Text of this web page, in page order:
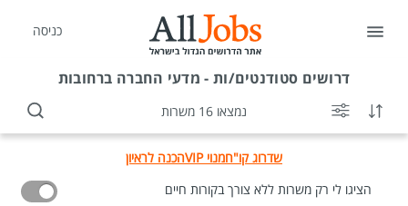
כניסה
דרושים סטודנטים/ות - מדעי החברה ברחובות
נמצאו 16 משרות
שדרוג קו"חמנוי VIP
הכנה לראיון
הציגו לי רק משרות ללא צורך בקורות חיים